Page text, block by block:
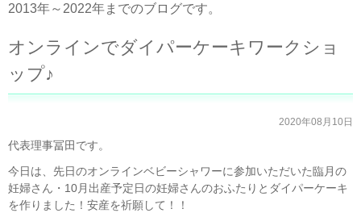
2013年～2022年までのブログです。
オンラインでダイパーケーキワークショ
ップ♪
2020年08月10日
代表理事冨田です。
今日は、先日のオンラインベビーシャワーに参加いただいた臨月の
妊婦さん・10月出産予定日の妊婦さんのおふたりとダイパーケーキ
を作りました！安産を祈願して！！